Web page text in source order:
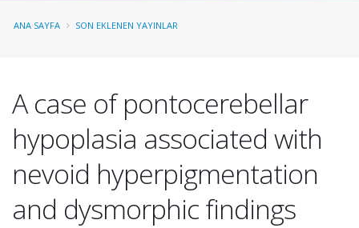
ANA SAYFA SON EKLENEN YAYINLAR
A case of pontocerebellar
hypoplasia associated with
nevoid hyperpigmentation
and dysmorphic findings